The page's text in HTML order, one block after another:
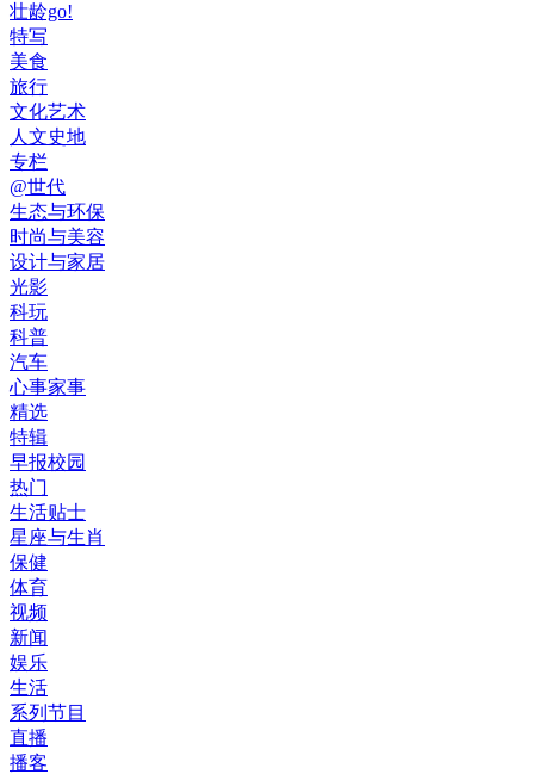
壮龄go!
特写
美食
旅行
文化艺术
人文史地
专栏
@世代
生态与环保
时尚与美容
设计与家居
光影
科玩
科普
汽车
心事家事
精选
特辑
早报校园
热门
生活贴士
星座与生肖
保健
体育
视频
新闻
娱乐
生活
系列节目
直播
播客